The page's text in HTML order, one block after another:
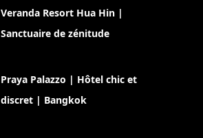
Veranda Resort Hua Hin |
Sanctuaire de zénitude
Praya Palazzo | Hôtel chic et
discret | Bangkok